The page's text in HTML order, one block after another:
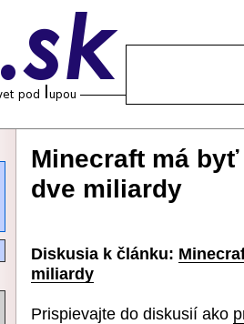
Minecraft má
dve miliardy
Diskusia k článku:
miliardy
Prispievajte do diskusií ako